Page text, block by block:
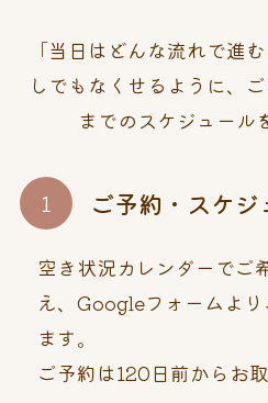
「当日はどんな流れで進む
しでもなくせるように、
までのスケジュール
ご予約・スケ
空き状況カレンダーでご
え、Googleフォームよ
ます。
ご予約は120日前からお